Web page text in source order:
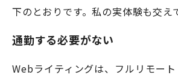
下のとおりです。私の実体験も交え
通勤する必要がない
Webライティングは、フルリモー